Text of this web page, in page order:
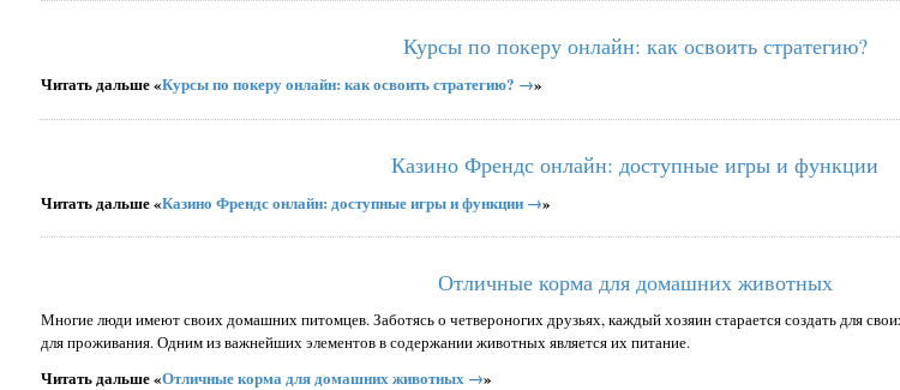
Курсы по покеру онлайн: как освоить стратегию?
Читать дальше «Курсы по покеру онлайн: как освоить стратегию? →»
Казино Френдс онлайн: доступные игры и функции
Читать дальше «Казино Френдс онлайн: доступные игры и функции →»
Отличные корма для домашних животных
Многие люди имеют своих домашних питомцев. Заботясь о четвероногих друзьях, каждый хозяин старается создать для
для проживания. Одним из важнейших элементов в содержании животных является их питание.
Читать дальше «Отличные корма для домашних животных →»